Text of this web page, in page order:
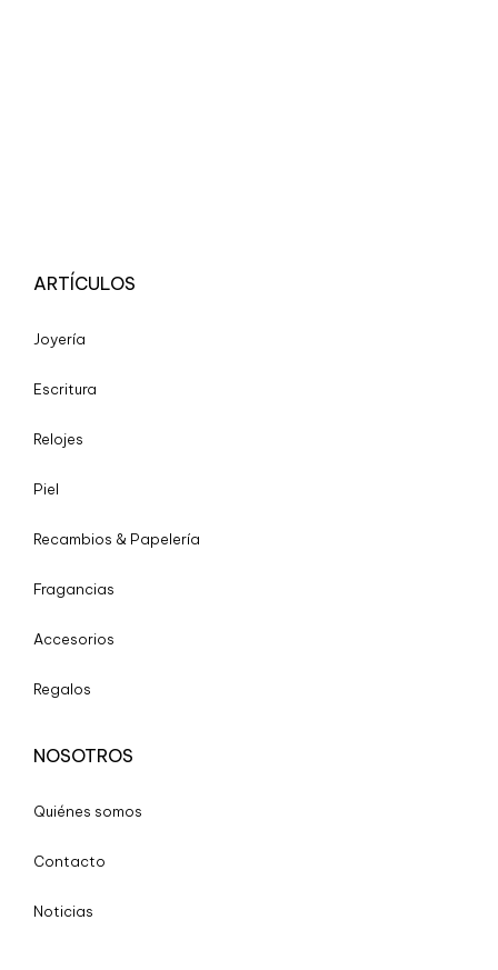
ARTÍCULOS
Joyería
Escritura
Relojes
Piel
Recambios & Papelería
Fragancias
Accesorios
Regalos
NOSOTROS
Quiénes somos
Contacto
Noticias